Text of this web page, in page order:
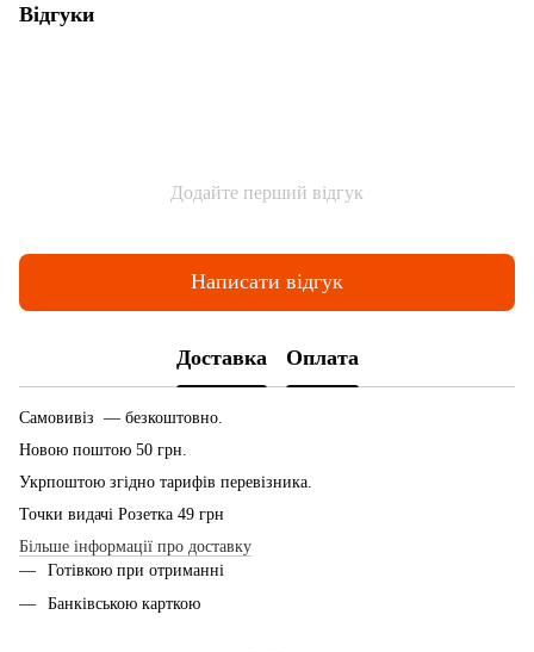
Відгуки
Додайте перший відгук
Написати відгук
Доставка Оплата
Самовивіз — безкоштовно.
Новою поштою 50 грн.
Укрпоштою згідно тарифів перевізника.
Точки видачі Розетка 49 грн
Більше інформації про доставку
Готівкою при отриманні
Банківською карткою